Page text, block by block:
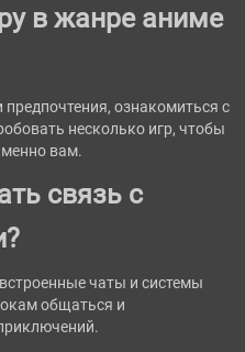
в жанре аниме
ознакомиться с
несколько игр, чтобы
вам.
связь с
чаты и системы
общаться и